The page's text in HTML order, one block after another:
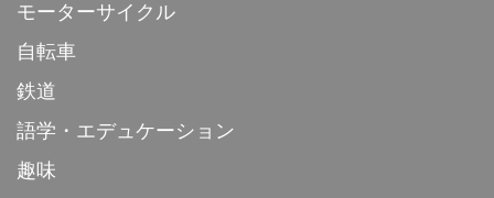
モーターサイクル
自転車
鉄道
語学・エデュケーション
趣味